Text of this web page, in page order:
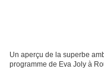
Un aperçu de la superbe
programme de Eva Joly à